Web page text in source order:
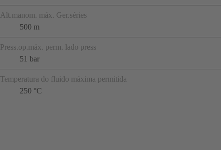
Alt.manom. máx. Ger.séries
500 m
Press.op.máx. perm. lado press
51 bar
Temperatura do fluido máxima permitida
250 °C